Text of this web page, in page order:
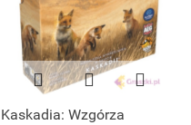
Kaskadia: Wzgórza